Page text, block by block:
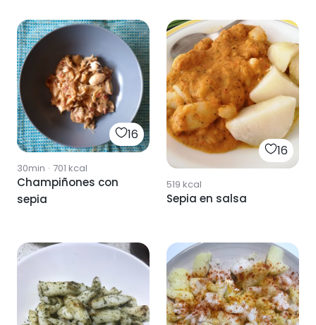
16
30min · 701 kcal
Champiñones con
sepia
16
519 kcal
Sepia en salsa